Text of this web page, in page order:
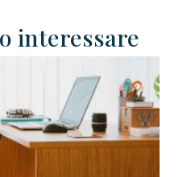
interessare